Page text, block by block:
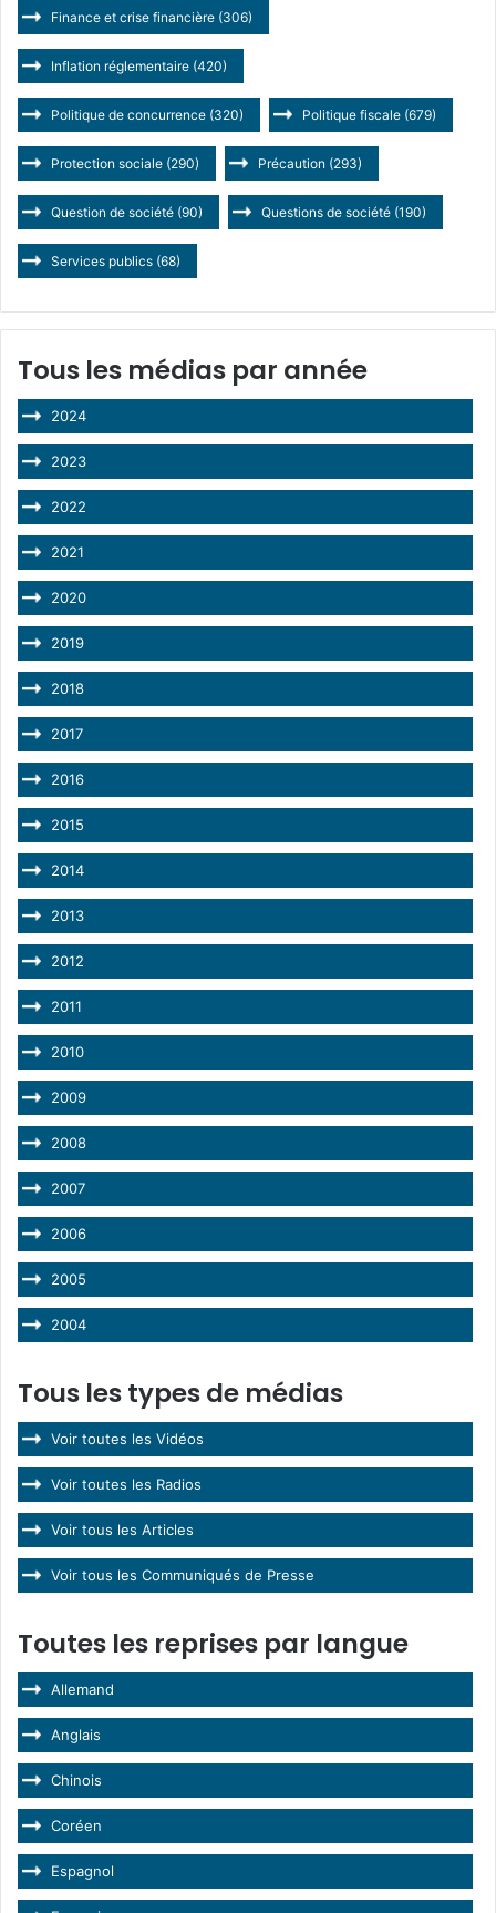
Finance et crise financière (306)
Inflation réglementaire (420)
Politique de concurrence (320) Politique fiscale (679)
Protection sociale (290) Précaution (293)
Question de société (90) Questions de société (190)
Services publics (68)
Tous les médias par année
2024
2023
2022
2021
2020
2019
2018
2017
2016
2015
2014
2013
2012
2011
2010
2009
2008
2007
2006
2005
2004
Tous les types de médias
Voir toutes les Vidéos
Voir toutes les Radios
Voir tous les Articles
Voir tous les Communiqués de Presse
Toutes les reprises par langue
Allemand
Anglais
Chinois
Coréen
Espagnol